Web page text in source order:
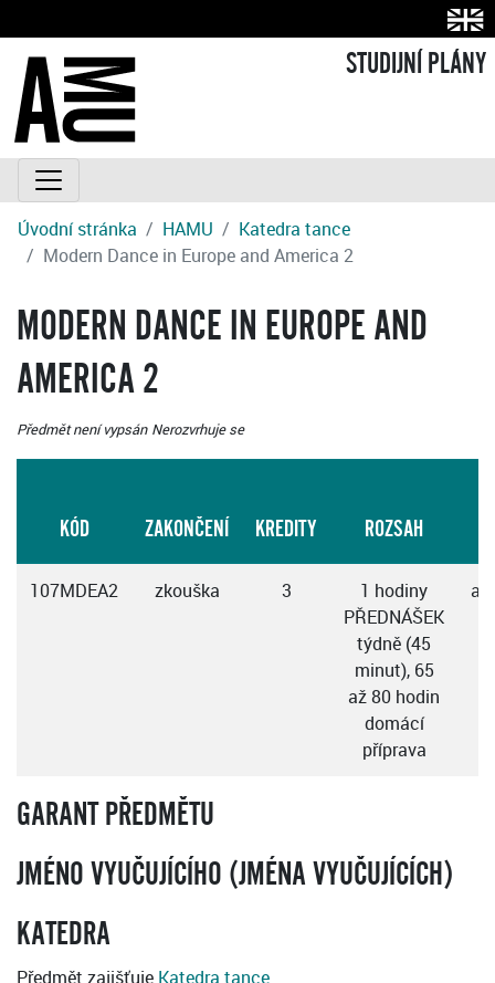
STUDIJNÍ PLÁNY
Úvodní stránka HAMU
Katedra tance
Modern Dance in Europe and America 2
MODERN DANCE IN EUROPE AND
AMERICA 2
Předmět není vypsán Nerozvrhuje se
KÓD ZAKONČENÍ KREDITY ROZSAH
107MDEA2 zkouška 3
1 hodiny
PŘEDNÁŠEK
týdně (45
minut), 65
až 80 hodin
domácí
příprava
GARANT PŘEDMĚTU
JMÉNO VYUČUJÍCÍHO (JMÉNA VYUČUJÍCÍCH)
KATEDRA
Předmět zajišťuje Katedra tance